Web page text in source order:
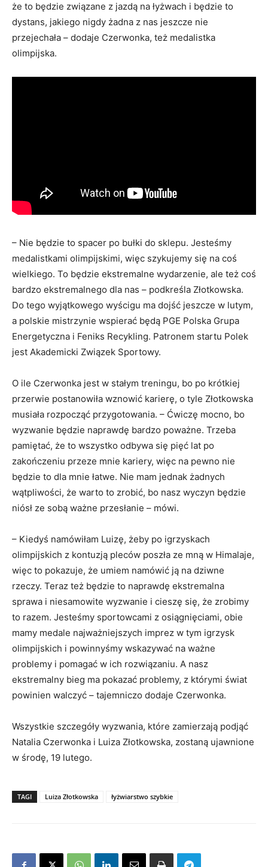
że to będzie związane z jazdą na łyżwach i będzie to
dystans, jakiego nigdy żadna z nas jeszcze nie
przejechała – dodaje Czerwonka, też medalistka
olimpijska.
– Nie będzie to spacer po bułki do sklepu. Jesteśmy
medalistkami olimpijskimi, więc szykujemy się na coś
wielkiego. To będzie ekstremalne wydarzenie, ale też coś
bardzo ekstremalnego dla nas – podkreśla Złotkowska.
Do tego wyjątkowego wyścigu ma dojść jeszcze w lutym,
a polskie mistrzynie wspierać będą PGE Polska Grupa
Energetyczna i Feniks Recykling. Patronem startu Polek
jest Akademicki Związek Sportowy.
O ile Czerwonka jest w stałym treningu, bo po krótkiej
przerwie postanowiła wznowić karierę, o tyle Złotkowska
musiała rozpocząć przygotowania. – Ćwiczę mocno, bo
wyzwanie będzie naprawdę bardzo poważne. Trzeba
pamiętać, że to wszystko odbywa się pięć lat po
zakończeniu przeze mnie kariery, więc na pewno nie
będzie to dla mnie łatwe. Nie mam jednak żadnych
wątpliwości, że warto to zrobić, bo nasz wyczyn będzie
niósł ze sobą ważne przesłanie – mówi.
– Kiedyś namówiłam Luizę, żeby po igrzyskach
olimpijskich z kontuzją pleców poszła ze mną w Himalaje,
więc to pokazuje, że umiem namówić ją na dziwne
rzeczy. Teraz też będzie to naprawdę ekstremalna
sprawa i niesamowite wyzwanie i cieszę się, że zrobimy
to razem. Jesteśmy sportowcami z osiągnięciami, obie
mamy medale najważniejszych imprez w tym igrzysk
olimpijskich i powinnyśmy wskazywać na ważne
problemy i pomagać w ich rozwiązaniu. A nasz
ekstremalny bieg ma pokazać problemy, z którymi świat
powinien walczyć – tajemniczo dodaje Czerwonka.
Wszystkie szczegóły wyzwania, które zamierzają podjąć
Natalia Czerwonka i Luiza Złotkowska, zostaną ujawnione
w środę, 19 lutego.
TAGI Luiza Złotkowska łyżwiarstwo szybkie